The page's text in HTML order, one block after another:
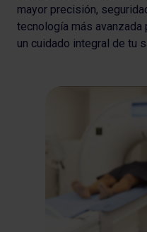
mayor precisión,
tecnología más avanzada
un cuidado integral de tu